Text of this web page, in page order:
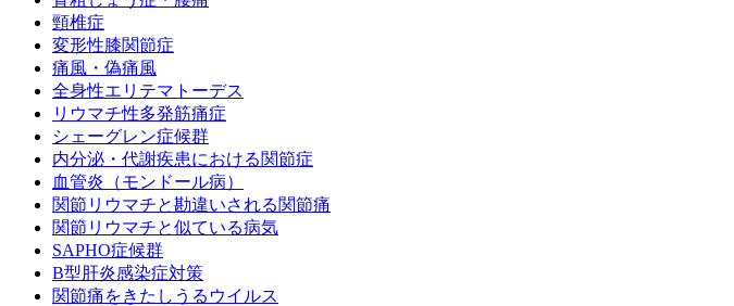
頸椎症
変形性膝関節症
痛風・偽痛風
全身性エリテマトーデス
リウマチ性多発筋痛症
シェーグレン症候群
内分泌・代謝疾患における関節症
血管炎（モンドール病）
関節リウマチと勘違いされる関節痛
関節リウマチと似ている病気
SAPHO症候群
B型肝炎感染症対策
関節痛をきたしうるウイルス